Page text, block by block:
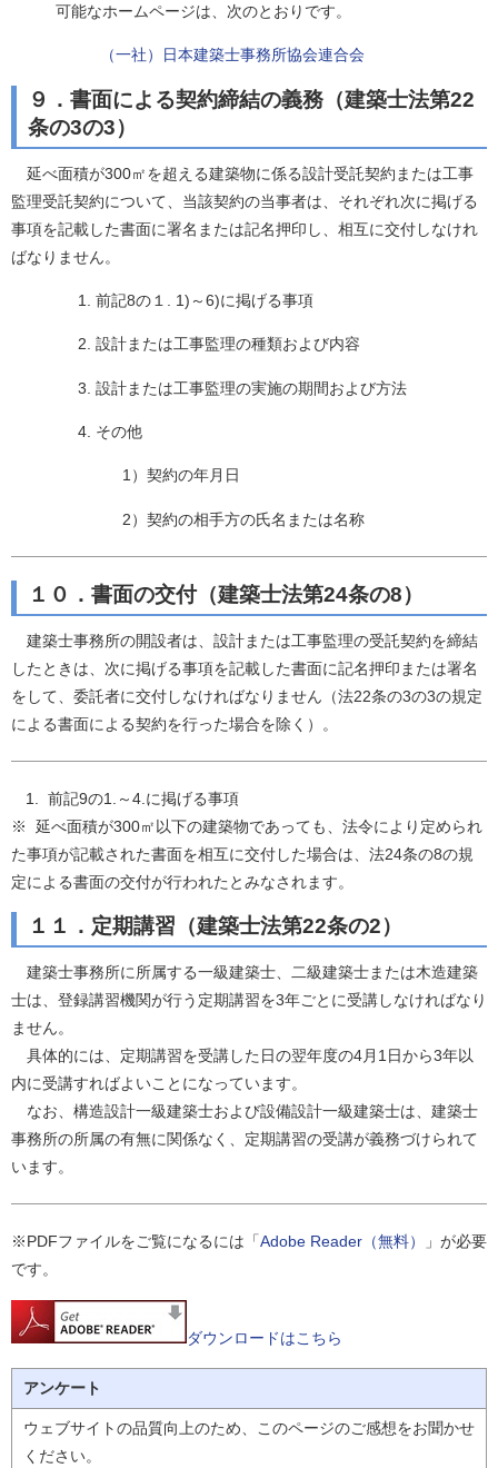
可能なホームページは、次のとおりです。
（一社）日本建築士事務所協会連合会
９．書面による契約締結の義務（建築士法第22
条の3の3）
延べ面積が300㎡を超える建築物に係る設計受託契約または工事
監理受託契約について、当該契約の当事者は、それぞれ次に掲げる
事項を記載した書面に署名または記名押印し、相互に交付しなけれ
ばなりません。
1. 前記8の１. 1)～6)に掲げる事項
2. 設計または工事監理の種類および内容
3. 設計または工事監理の実施の期間および方法
4. その他
1）契約の年月日
2）契約の相手方の氏名または名称
１０．書面の交付（建築士法第24条の8）
建築士事務所の開設者は、設計または工事監理の受託契約を締結
したときは、次に掲げる事項を記載した書面に記名押印または署名
をして、委託者に交付しなければなりません（法22条の3の3の規定
による書面による契約を行った場合を除く）。
前記9の1.～4.に掲げる事項
※ 延べ面積が300㎡以下の建築物であっても、法令により定められ
た事項が記載された書面を相互に交付した場合は、法24条の8の規
定による書面の交付が行われたとみなされます。
１１．定期講習（建築士法第22条の2）
建築士事務所に所属する一級建築士、二級建築士または木造建築
士は、登録講習機関が行う定期講習を3年ごとに受講しなければなり
ません。
具体的には、定期講習を受講した日の翌年度の4月1日から3年以
内に受講すればよいことになっています。
なお、構造設計一級建築士および設備設計一級建築士は、建築士
事務所の所属の有無に関係なく、定期講習の受講が義務づけられて
います。
※PDFファイルをご覧になるには「Adobe Reader（無料）
」が必要
です。
ダウンロードはこちら
アンケート
ウェブサイトの品質向上のため、このページのご感想をお聞かせ
ください。